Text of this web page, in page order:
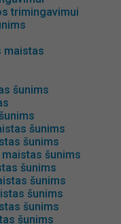
trimingavimui
maistas
šunims
šunims
šunims
maistas šunims
šunims
šunims
šunims
šunims
šunims